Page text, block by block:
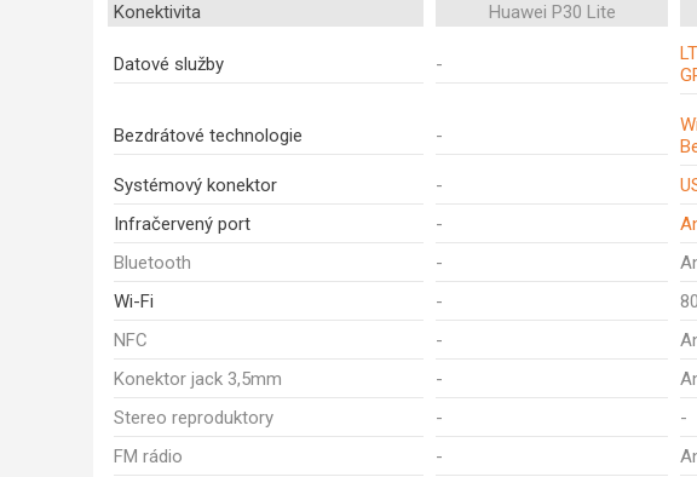
Konektivita Huawei P30 Lite
Datové služby -
Bezdrátové technologie -
Systémový konektor -
Infračervený port
-
Bluetooth
-
Wi-Fi
-
NFC
-
Konektor jack 3,5mm
-
Stereo reproduktory
- -
FM rádio
-